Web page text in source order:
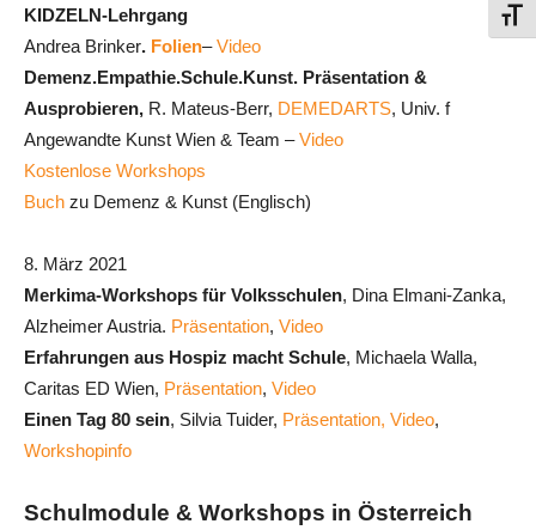
KIDZELN-Lehrgang
Andrea Brinker. Folien–Video
Demenz.Empathie.Schule.Kunst. Präsentation &
Ausprobieren, R. Mateus-Berr, DEMEDARTS, Univ. f
Angewandte Kunst Wien & Team –Video
Kostenlose Workshops
Buch zu Demenz & Kunst (Englisch)
8. März 2021
Merkima-Workshops für Volksschulen, Dina Elmani-Zanka,
Alzheimer Austria. Präsentation, Video
Erfahrungen aus Hospiz macht Schule, Michaela Walla,
Caritas ED Wien, Präsentation, Video
Einen Tag 80 sein, Silvia Tuider, Präsentation, Video,
Workshopinfo
Schulmodule & Workshops in Österreich